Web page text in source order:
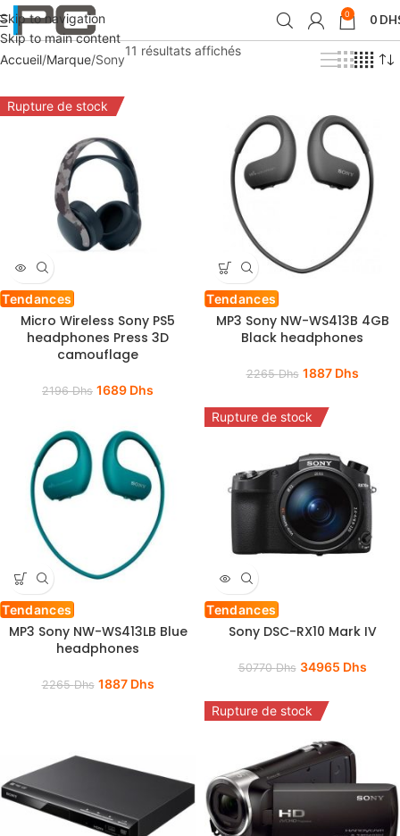
Skip to navigation
Skip to main content
0 0
Accueil Marque Sony
11 résultats affichés
Rupture de stock
Tendances
Micro Wireless Sony PS5
headphones Press 3D
camouflage
2196Dhs 1689 Dhs
Tendances
MP3 Sony NW-WS413B 4GB
Black headphones
2265Dhs 1887 Dhs
Tendances
MP3 Sony NW-WS413LB Blue
headphones
2265Dhs 1887 Dhs
Rupture de stock
Tendances
Sony DSC-RX10 Mark IV
50770Dhs 34965 Dhs
Rupture de stock